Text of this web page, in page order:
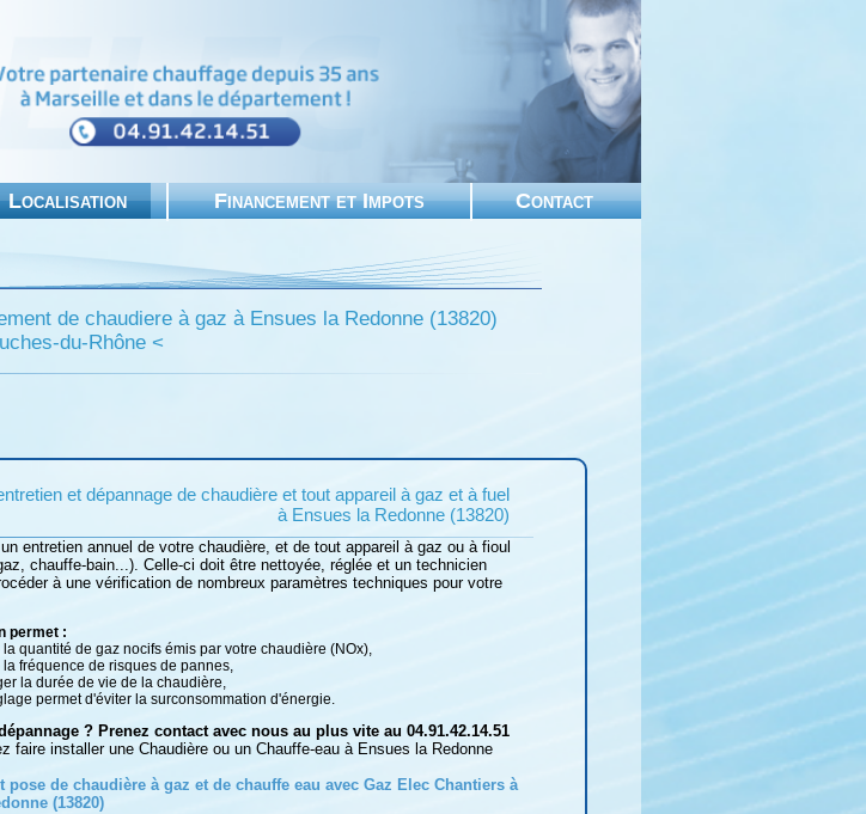
Localisation Financement et Impots Contact
de chaudiere à gaz à Ensues la Redonne (13820)
du-Rhône <
et dépannage de chaudière et tout appareil à gaz et à fuel
à Ensues la Redonne (13820)
entretien annuel de votre chaudière, et de tout appareil à gaz ou à fioul
chauffe-bain...). Celle-ci doit être nettoyée, réglée et un technicien
à une vérification de nombreux paramètres techniques pour votre
permet :
quantité de gaz nocifs émis par votre chaudière (NOx),
fréquence de risques de pannes,
la durée de vie de la chaudière,
permet d'éviter la surconsommation d'énergie.
? Prenez contact avec nous au plus vite au 04.91.42.14.51
faire installer une Chaudière ou un Chauffe-eau à Ensues la Redonne
pose de chaudière à gaz et de chauffe eau avec Gaz Elec Chantiers à
(13820)